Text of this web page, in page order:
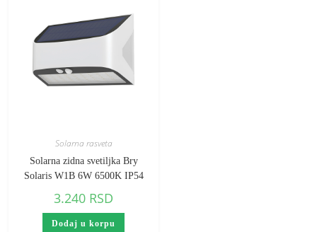
Solarna rasveta
Solarna zidna svetiljka Bry
Solaris W1B 6W 6500K IP54
3.240 RSD
Dodaj u korpu